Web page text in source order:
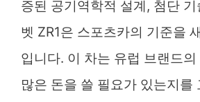
증된 공기역학적 설계, 첨단
벳 ZR1은 스포츠카의 기준을
입니다. 이 차는 유럽 브랜드
많은 돈을 쓸 필요가 있는지를